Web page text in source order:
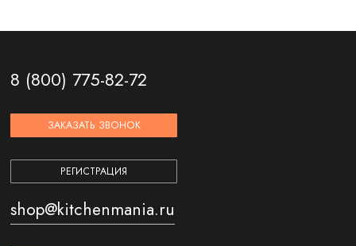
8 (800) 775-82-72
ЗАКАЗАТЬ ЗВОНОК
РЕГИСТРАЦИЯ
shop@kitchenmania.ru